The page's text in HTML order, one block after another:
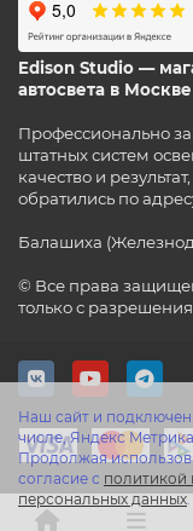
Наш сайт и
числе, Яндекс
Продолжая
согласие с политикой
персональных данных.
Edison Studio —
автосвета в
Профессионально
штатных систем
качество и
обратились по
Балашиха
© Все права
только с